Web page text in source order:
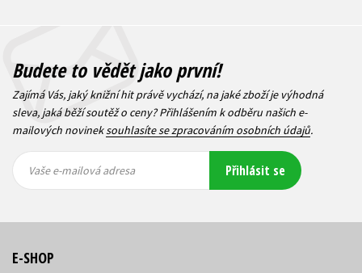
Budete to vědět jako první!
Zajímá Vás, jaký knižní hit právě vychází, na jaké zboží je výhodná
sleva, jaká běží soutěž o ceny? Přihlášením k odběru našich e-
mailových novineksouhlasíte se zpracováním osobních údajů.
mailová
mailová
Vaše e-mailová adresa Přihlásit se
E-SHOP